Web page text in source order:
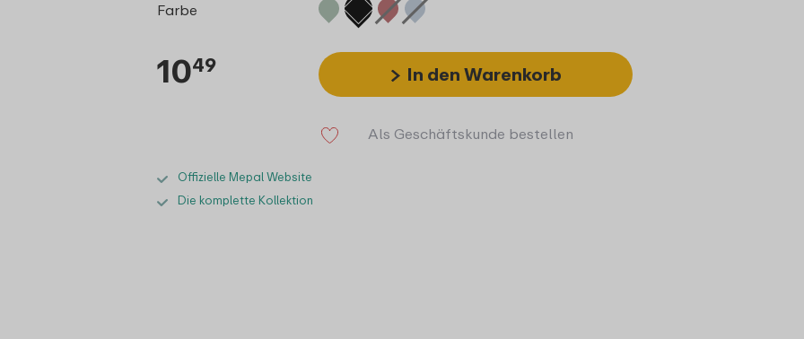
Farbe
1049 In den Warenkorb
Als Geschäftskunde bestellen
Offizielle Mepal Website
Die komplette Kollektion